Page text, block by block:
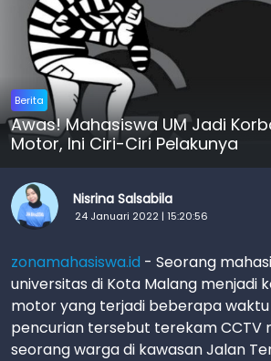
Berita
Awas! Mahasiswa UM Jadi
Motor, Ini Ciri-Ciri Pelakunya
Nisrina Salsabila
24 Januari 2022 | 15:20:56
zonamahasiswa.id - Seorang
universitas di Kota Malang menjadi
motor yang terjadi beberapa waktu
pencurian tersebut terekam CCTV
seorang warga di kawasan Jalan